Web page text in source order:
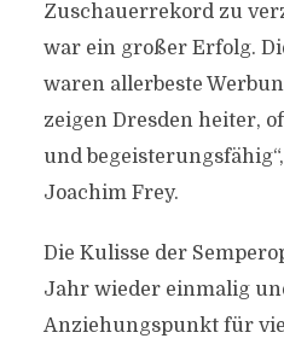
Zuschauerrekord zu
war ein großer Erfolg.
waren allerbeste
zeigen Dresden heiter,
und
Joachim Frey.
Die Kulisse der
Jahr wieder einmalig
Anziehungspunkt für